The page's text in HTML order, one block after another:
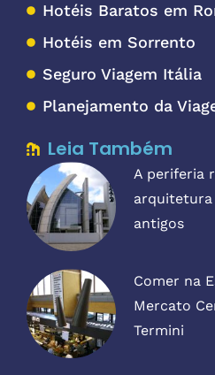
Hotéis Baratos em
Hotéis em Sorrento
Seguro Viagem Itália
Planejamento da
Leia Também
A periferia
arquitetura
antigos
Comer na
Mercato
Termini